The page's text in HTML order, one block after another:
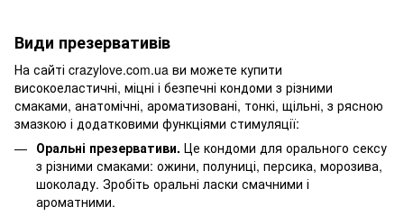
Види презервативів
На сайті crazylove.com.ua ви можете купити
високоеластичні, міцні і безпечні кондоми з різними
смаками, анатомічні, ароматизовані, тонкі, щільні, з рясною
змазкою і додатковими функціями стимуляції:
Оральні презервативи. Це кондоми для орального сексу
з різними смаками: ожини, полуниці, персика, морозива,
шоколаду. Зробіть оральні ласки смачними і
ароматними.